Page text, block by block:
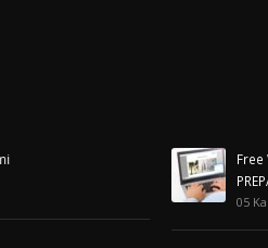
Free Webinar! 12 November, 12:00 (AST)
PREPARATION: 10 COMMON MISTAKES